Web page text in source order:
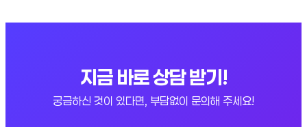
지금 바로 상담 받기!
궁금하신 것이 있다면, 부담없이 문의해 주세요!